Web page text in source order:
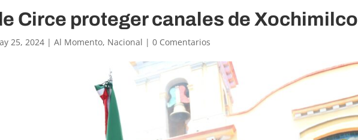
Circe proteger canales de Xochimilco
25, 2024 |Al Momento, Nacional |0 Comentarios